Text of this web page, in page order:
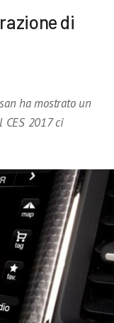
di
ha mostrato un
CES 2017 ci